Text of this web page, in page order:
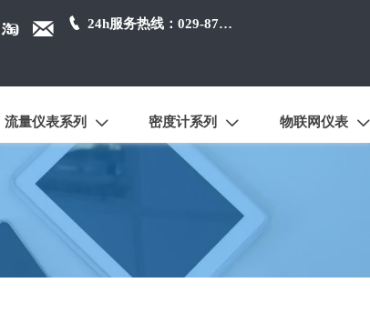
   24h服务热线：029-87384650
流量仪表系列  密度计系列  物联网仪表 